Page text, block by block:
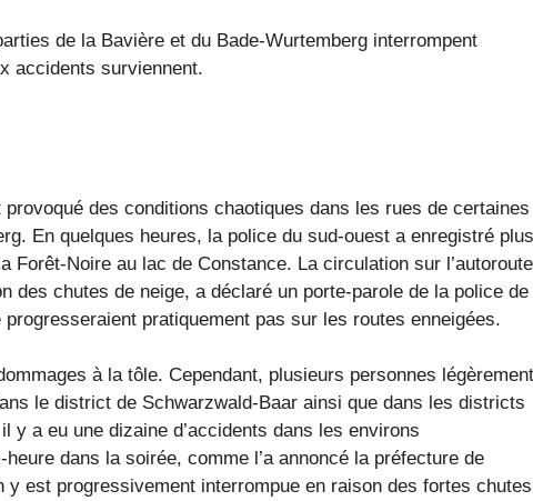
de la Bavière et du Bade-Wurtemberg interrompent
accidents surviennent.
des conditions chaotiques dans les rues de certaines
En quelques heures, la police du sud-ouest a enregistré plus
Forêt-Noire au lac de Constance. La circulation sur l’autoroute
des chutes de neige, a déclaré un porte-parole de la police de
pratiquement pas sur les routes enneigées.
à la tôle. Cependant, plusieurs personnes légèrement
le district de Schwarzwald-Baar ainsi que dans les districts
y a eu une dizaine d’accidents dans les environs
dans la soirée, comme l’a annoncé la préfecture de
y est progressivement interrompue en raison des fortes chutes